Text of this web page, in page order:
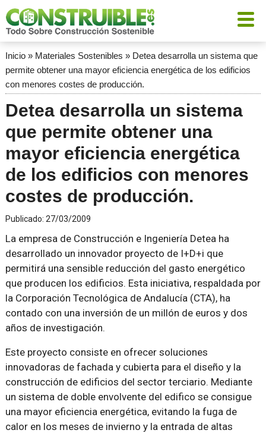
Inicio» Materiales Sostenibles » Detea desarrolla un sistema que
permite obtener una mayor eficiencia energética de los edificios
con menores costes de producción.
Detea desarrolla un sistema
que permite obtener una
mayor eficiencia energética
de los edificios con menores
costes de producción.
Publicado: 27/03/2009
La empresa de Construcción e Ingeniería Detea ha
desarrollado un innovador proyecto de I+D+i que
permitirá una sensible reducción del gasto energético
que producen los edificios. Esta iniciativa, respaldada por
la Corporación Tecnológica de Andalucía (CTA), ha
contado con una inversión de un millón de euros y dos
años de investigación.
Este proyecto consiste en ofrecer soluciones
innovadoras de fachada y cubierta para el diseño y la
construcción de edificios del sector terciario. Mediante
un sistema de doble envolvente del edifico se consigue
una mayor eficiencia energética, evitando la fuga de
calor en los meses de invierno y la entrada de altas